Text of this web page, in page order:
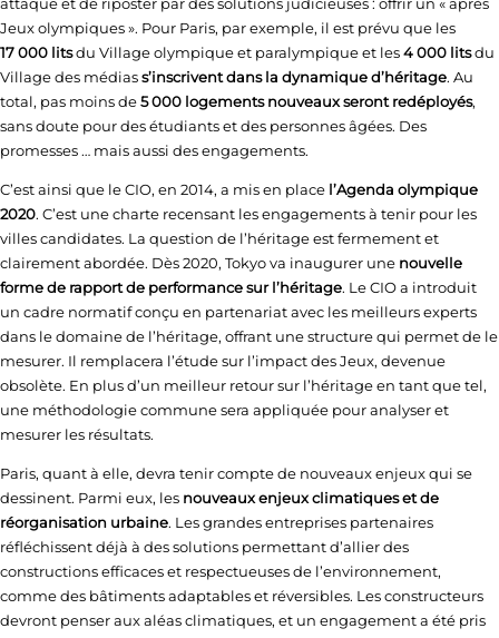
Jeux olympiques ». Pour Paris, par exemple, il est prévu que les
17 000 litsdu Village olympique et paralympique et les4 000 litsdu
Village des médiass’inscrivent dans la dynamique d’héritage. Au
total, pas moins de5 000 logements nouveaux seront redéployés,
sans doute pour des étudiants et des personnes âgées. Des
promesses … mais aussi des engagements.
C’est ainsi que le CIO, en 2014, a mis en place l’Agenda olympique
2020. C’est une charte recensant les engagements à tenir pour les
villes candidates. La question de l’héritage est fermement et
clairement abordée. Dès 2020, Tokyo va inaugurer une nouvelle
forme de rapport de performance sur l’héritage. Le CIO a introduit
un cadre normatif conçu en partenariat avec les meilleurs experts
dans le domaine de l’héritage, offrant une structure qui permet de le
mesurer. Il remplacera l’étude sur l’impact des Jeux, devenue
obsolète. En plus d’un meilleur retour sur l’héritage en tant que tel,
une méthodologie commune sera appliquée pour analyser et
mesurer les résultats.
Paris, quant à elle, devra tenir compte de nouveaux enjeux qui se
dessinent. Parmi eux, les nouveaux enjeux climatiques et de
réorganisation urbaine. Les grandes entreprises partenaires
réfléchissent déjà à des solutions permettant d’allier des
constructions efficaces et respectueuses de l’environnement,
comme des bâtiments adaptables et réversibles. Les constructeurs
devront penser aux aléas climatiques, et un engagement a été pris